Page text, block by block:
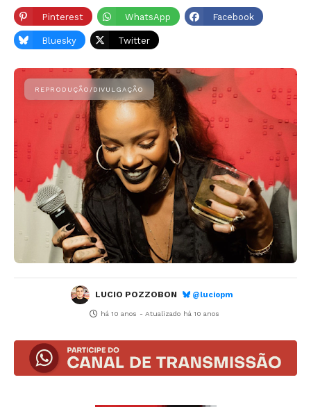
Pinterest WhatsApp Facebook
Bluesky Twitter
LUCIO POZZOBON @luciopm
há 10 anos - Atualizado há 10 anos